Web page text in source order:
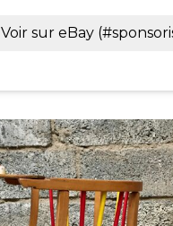
Voir sur eBay